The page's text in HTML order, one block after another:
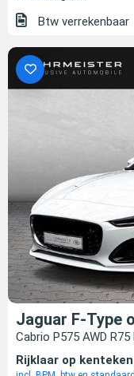
Btw verrekenbaar
Jaguar F-Type
Cabrio P575 AWD
Rijklaar op kenteken